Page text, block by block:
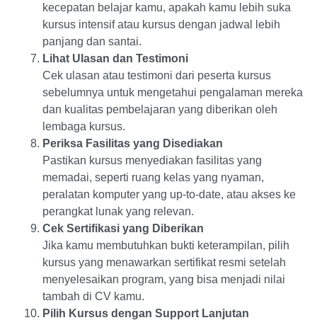
kecepatan belajar kamu, apakah kamu lebih suka
kursus intensif atau kursus dengan jadwal lebih
panjang dan santai.
Lihat Ulasan dan Testimoni
Cek ulasan atau testimoni dari peserta kursus
sebelumnya untuk mengetahui pengalaman mereka
dan kualitas pembelajaran yang diberikan oleh
lembaga kursus.
Periksa Fasilitas yang Disediakan
Pastikan kursus menyediakan fasilitas yang
memadai, seperti ruang kelas yang nyaman,
peralatan komputer yang up-to-date, atau akses ke
perangkat lunak yang relevan.
Cek Sertifikasi yang Diberikan
Jika kamu membutuhkan bukti keterampilan, pilih
kursus yang menawarkan sertifikat resmi setelah
menyelesaikan program, yang bisa menjadi nilai
tambah di CV kamu.
Pilih Kursus dengan Support Lanjutan